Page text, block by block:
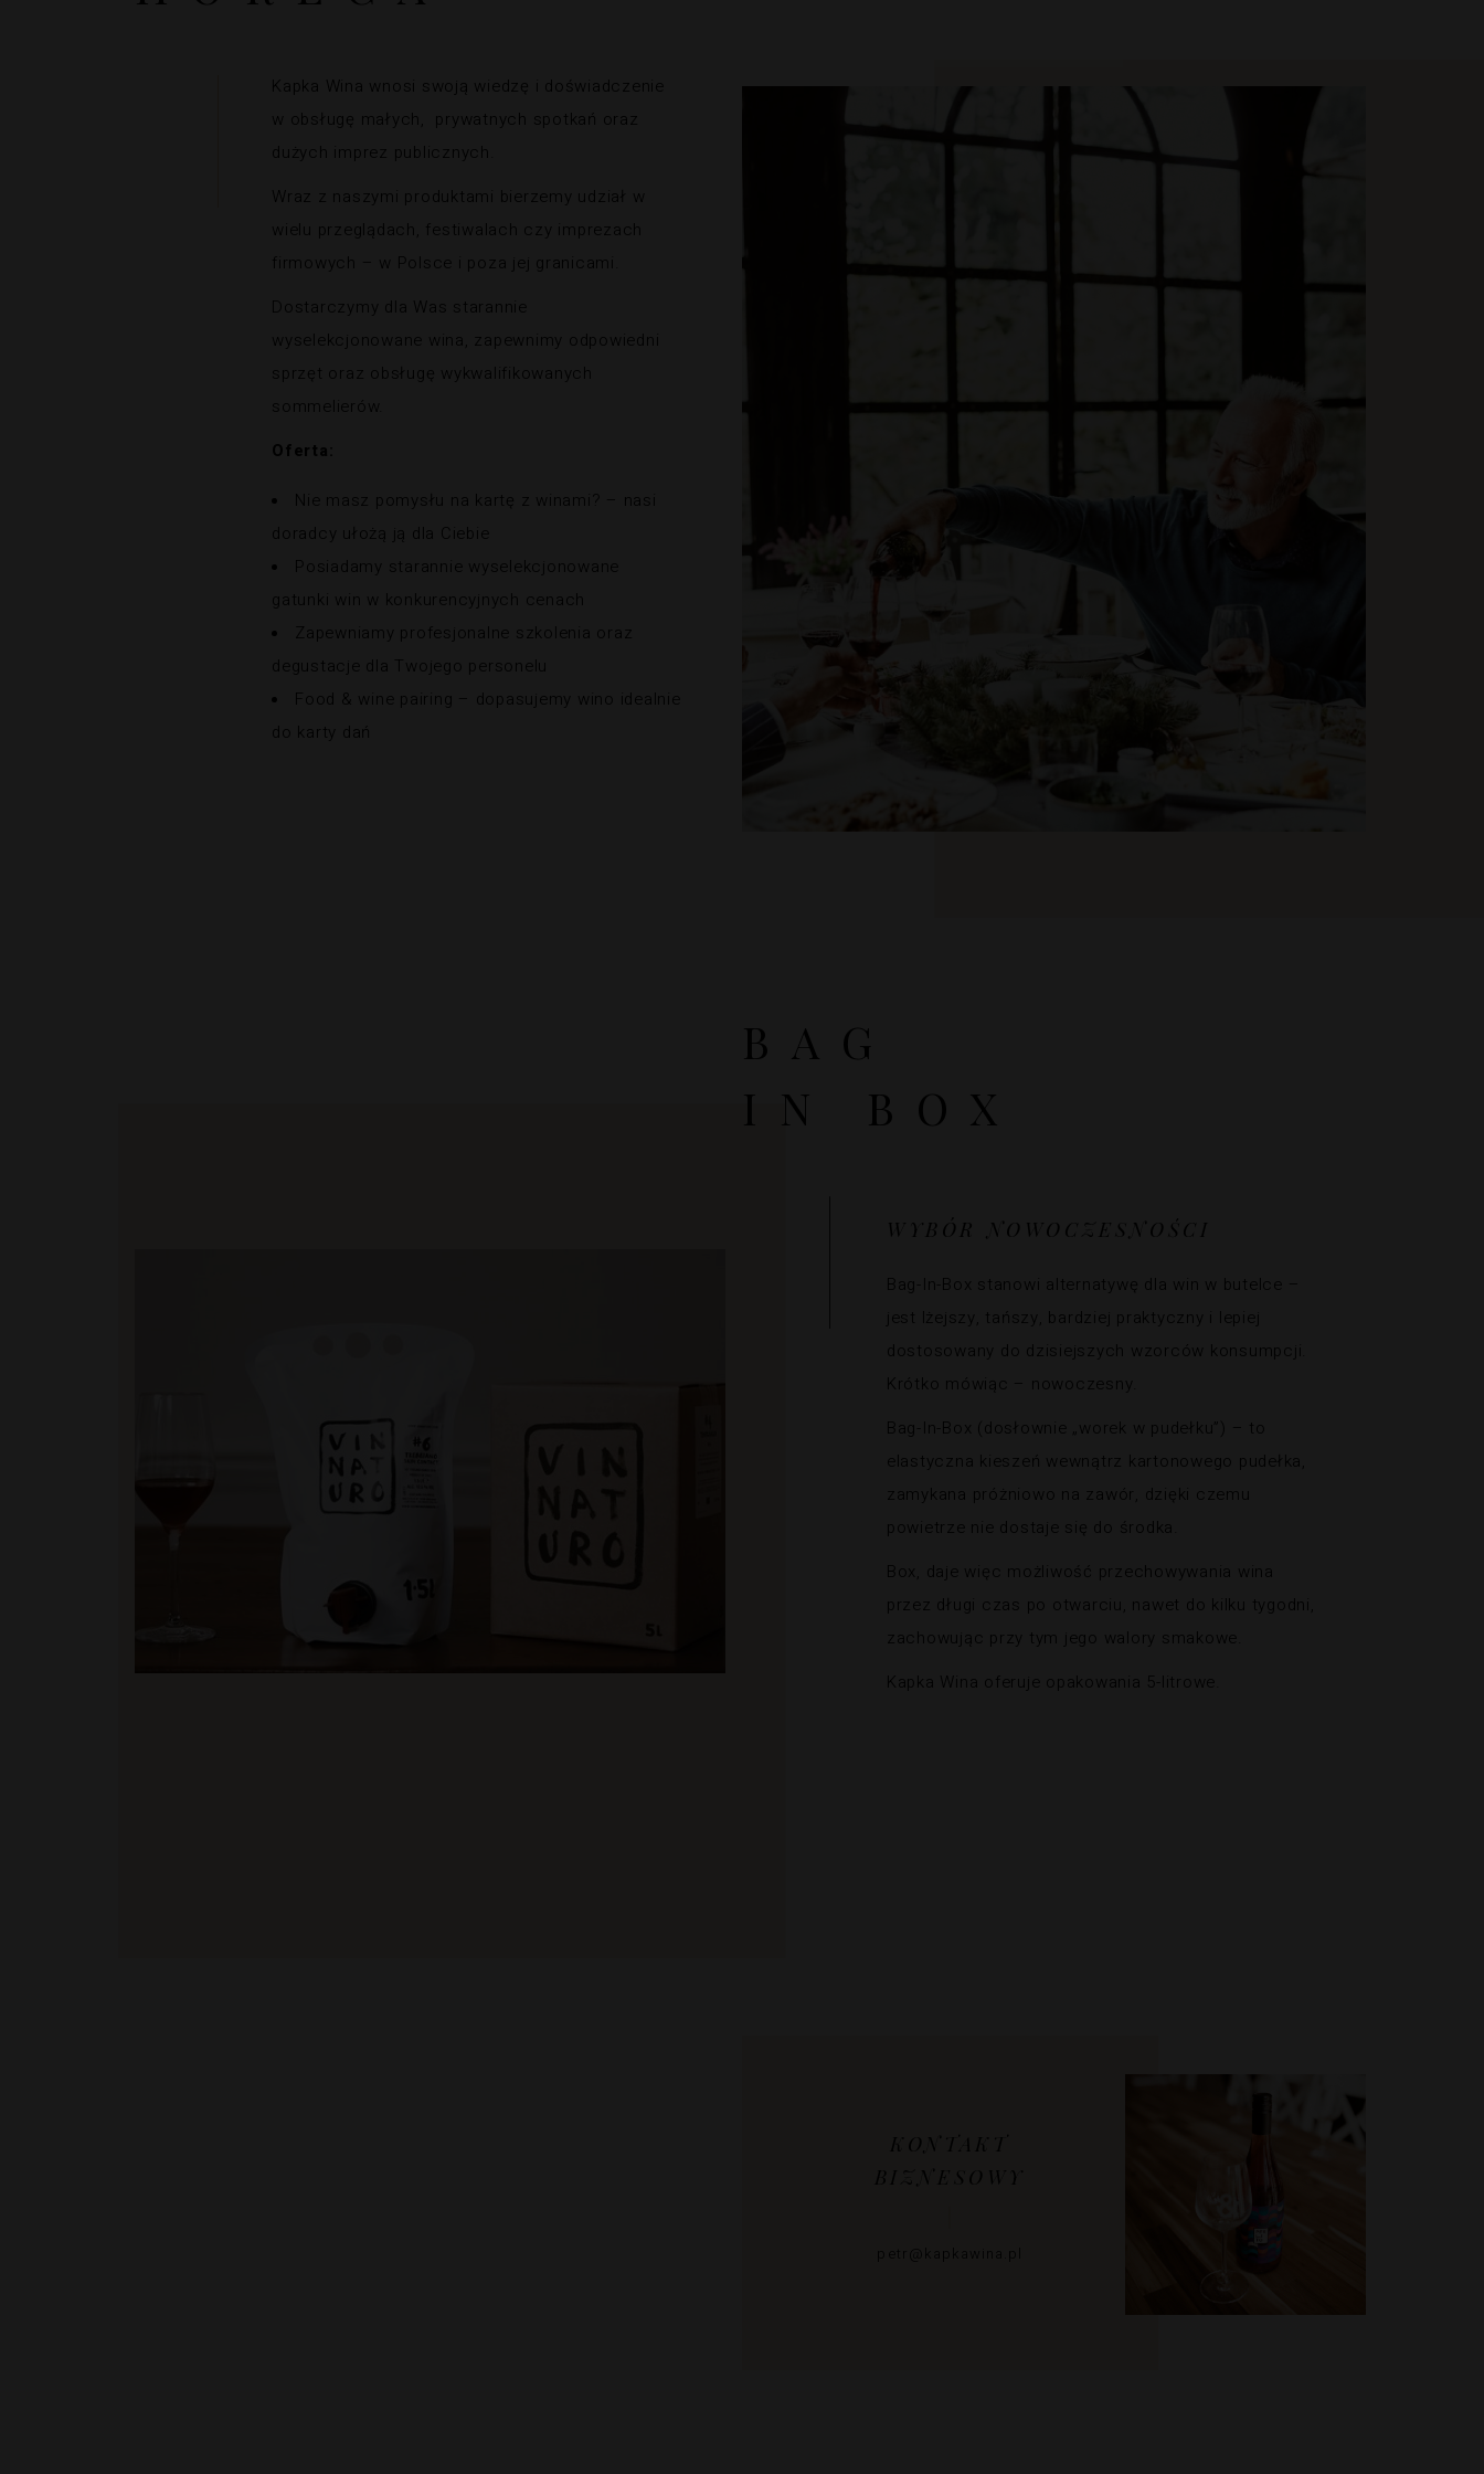
Kapka Wina wnosi swoją wiedzę i doświadczenie
w obsługę małych,
prywatnych spotkań oraz
dużych imprez publicznych.
Wraz z naszymi produktami bierzemy udział w
wielu przeglądach, festiwalach czy imprezach
firmowych – w Polsce i poza jej granicami.
Dostarczymy dla Was starannie
wyselekcjonowane wina, zapewnimy odpowiedni
sprzęt oraz obsługę wykwalifikowanych
sommelierów.
Oferta:
Nie masz pomysłu na kartę z winami? – nasi
doradcy ułożą ją dla Ciebie
Posiadamy starannie wyselekcjonowane
gatunki win w konkurencyjnych cenach
Zapewniamy profesjonalne szkolenia oraz
degustacje dla Twojego personelu
Food & wine pairing – dopasujemy wino idealnie
do karty dań
BAG
IN BOX
WYBÓR NOWOCZESNOŚCI
Bag-In-Box stanowi alternatywę dla win w butelce –
jest lżejszy, tańszy, bardziej praktyczny i lepiej
dostosowany do dzisiejszych wzorców konsumpcji.
Krótko mówiąc – nowoczesny.
Bag-In-Box (dosłownie „worek w pudełku”) – to
elastyczna kieszeń wewnątrz kartonowego pudełka,
zamykana próżniowo na zawór, dzięki czemu
powietrze nie dostaje się do środka.
Box, daje więc możliwość przechowywania wina
przez długi czas po otwarciu, nawet do kilku tygodni,
zachowując przy tym jego walory smakowe.
Kapka Wina oferuje opakowania 5-litrowe.
KONTAKT
BIZNESOWY
petr@kapkawina.pl